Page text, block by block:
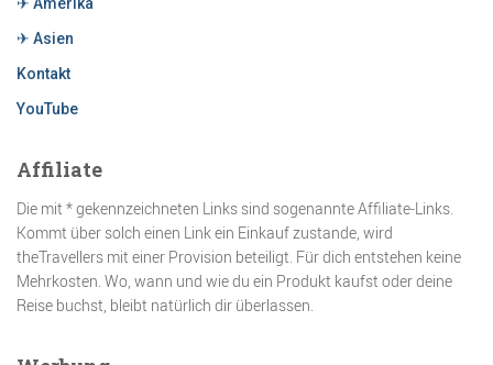
✈ Asien
Kontakt
YouTube
Affiliate
Die mit * gekennzeichneten Links sind sogenannte Affiliate-Links.
Kommt über solch einen Link ein Einkauf zustande, wird
theTravellers mit einer Provision beteiligt. Für dich entstehen keine
Mehrkosten. Wo, wann und wie du ein Produkt kaufst oder deine
Reise buchst, bleibt natürlich dir überlassen.